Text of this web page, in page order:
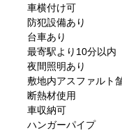
車横付け可
防犯設備あり
台車あり
最寄駅より10分以内
夜間照明あり
敷地内アスファルト
断熱材使用
車収納可
ハンガーパイプ